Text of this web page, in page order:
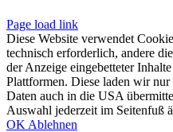
Page load link
Diese Website verwendet
technisch erforderlich, andere
der Anzeige eingebetteter
Plattformen. Diese laden wir
Daten auch in die USA
Auswahl jederzeit im Seitenfuß
OK Ablehnen